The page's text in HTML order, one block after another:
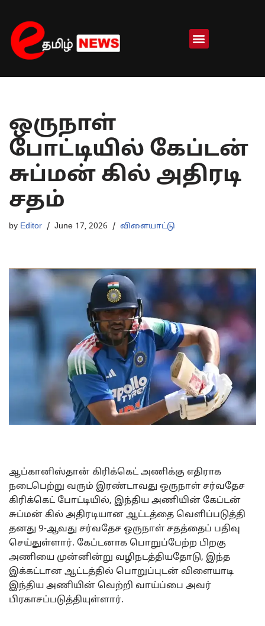
Skip
to
content
ஒருநாள்
போட்டியில் கேப்டன்
சுப்மன் கில் அதிரடி
சதம்
by Editor June 17, 2026 விளையாட்டு
ஆப்கானிஸ்தான் கிரிக்கெட் அணிக்கு எதிராக
நடைபெற்று வரும் இரண்டாவது ஒருநாள் சர்வதேச
கிரிக்கெட் போட்டியில், இந்திய அணியின் கேப்டன்
சுப்மன் கில் அதிரடியான ஆட்டத்தை வெளிப்படுத்தி
தனது 9-ஆவது சர்வதேச ஒருநாள் சதத்தைப் பதிவு
செய்துள்ளார். கேப்டனாக பொறுப்பேற்ற பிறகு
அணியை முன்னின்று வழிநடத்தியதோடு, இந்த
இக்கட்டான ஆட்டத்தில் பொறுப்புடன் விளையாடி
இந்திய அணியின் வெற்றி வாய்ப்பை அவர்
பிரகாசப்படுத்தியுள்ளார்.